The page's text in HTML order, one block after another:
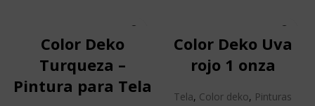
Color Deko
Turqueza –
Pintura para Tela
Color Deko Uva
rojo 1 onza
Tela, Color deko, Pinturas